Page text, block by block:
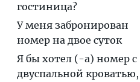
гостиница?
У меня забронирован
номер на двое суток
Я бы хотел (-а) номер с
двуспальной кроватью,